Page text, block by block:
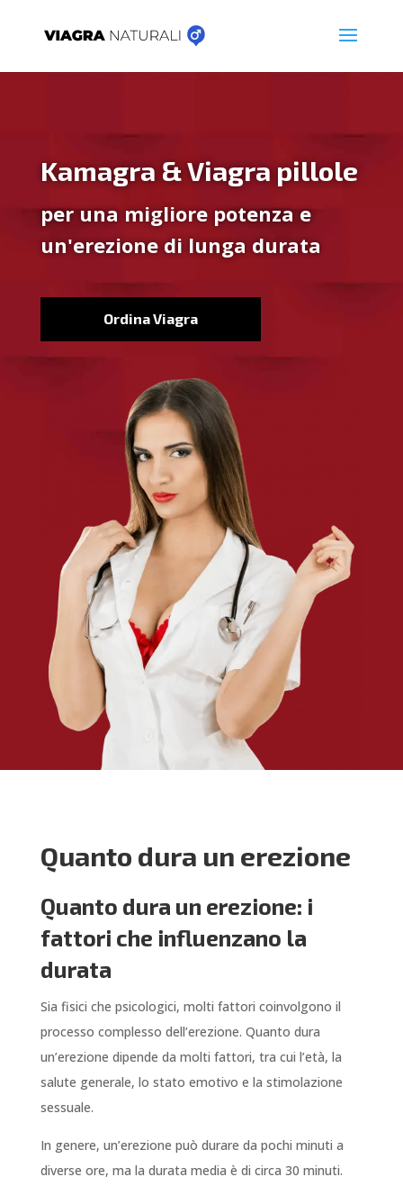
Kamagra & Viagra pillole
per una migliore potenza e
un'erezione di lunga durata
Ordina Viagra
Quanto dura un erezione
Quanto dura un erezione: i
fattori che influenzano la
durata
Sia fisici che psicologici, molti fattori coinvolgono il
processo complesso dell’erezione. Quanto dura
un’erezione dipende da molti fattori, tra cui l’età, la
salute generale, lo stato emotivo e la stimolazione
sessuale.
In genere, un’erezione può durare da pochi minuti a
diverse ore, ma la durata media è di circa 30 minuti.